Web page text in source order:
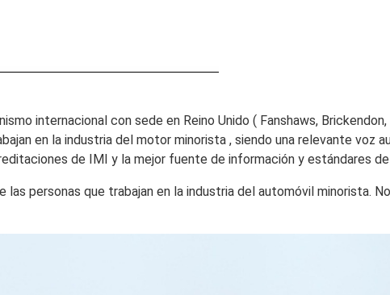
internacional con sede en Reino Unido ( Fanshaws,
en la industria del motor minorista , siendo una relevante voz
de IMI y la mejor fuente de información y estándares
personas que trabajan en la industria del automóvil minorista.